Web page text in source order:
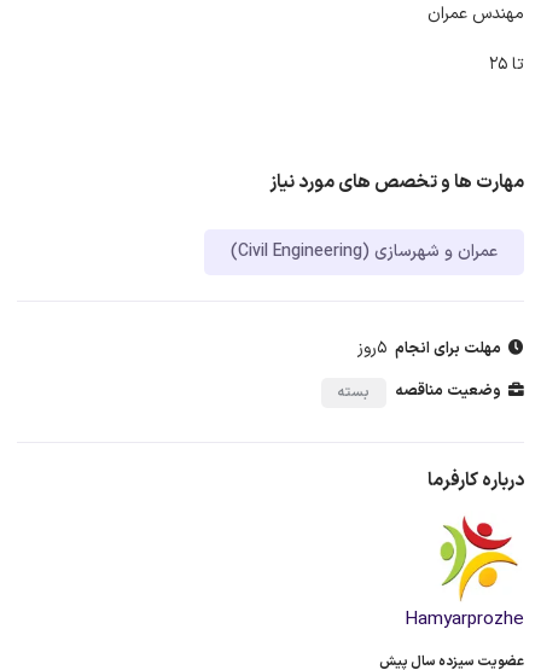
مهندس عمران
تا ۲۵
مهارت ها و تخصص های مورد نیاز
عمران و شهرسازی (Civil Engineering)
مهلت برای انجام 5روز
وضعیت مناقصه بسته
درباره کارفرما
Hamyarprozhe
عضویت سیزده سال پیش